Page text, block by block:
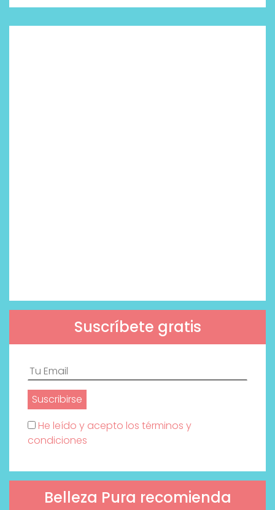
Suscríbete gratis
He leído y acepto los términos y
condiciones
Belleza Pura recomienda